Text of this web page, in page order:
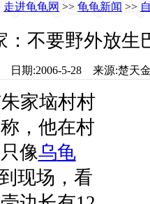
走进龟龟网 >> 龟龟新闻 >>
：不要野外放生
日期:2006-5-28 来源:楚
家垴村村
，他在村
像乌龟
现场，看